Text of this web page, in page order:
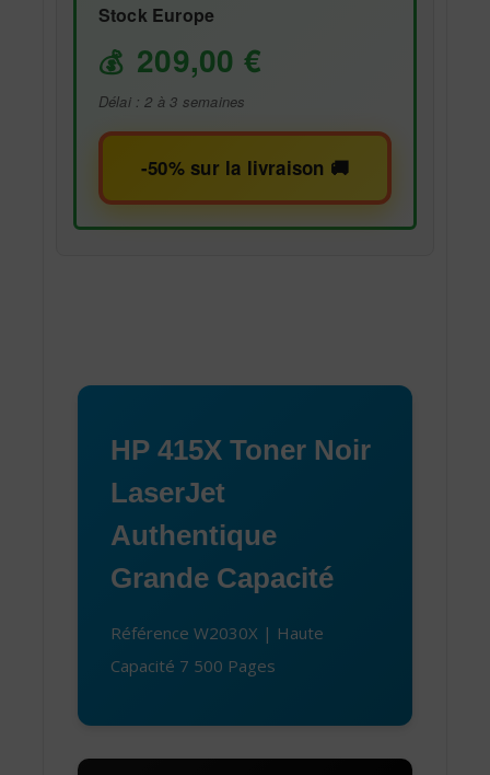
Stock Europe
209,00 €
Délai : 2 à 3 semaines
-50% sur la livraison 🚚
HP 415X Toner Noir
LaserJet
Authentique
Grande Capacité
Référence W2030X | Haute
Capacité 7 500 Pages